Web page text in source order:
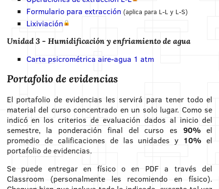
Formulario para extracción (aplica para L-L y L-S)
Lixiviación
Unidad 3 - Humidificación y enfriamiento de agua
Carta psicrométrica aire-agua 1 atm
Portafolio de evidencias
El portafolio de evidencias les servirá para tener todo el
material del curso concentrado en un solo lugar. Como se
indicó en los criterios de evaluación dados al inicio del
semestre, la ponderación final del curso es 90%el
promedio de calificaciones de las unidades y 10% el
portafolio de evidencias.
Se puede entregar en físico o en PDF a través del
Classroom (personalmente les recomiendo en físico).